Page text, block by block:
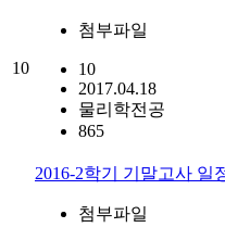
10
첨부파일
10
2017.04.18
물리학전공
865
2016-2학기 기말고사 일
첨부파일